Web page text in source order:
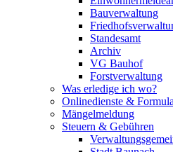
Bauverwaltung
Standesamt
Archiv
VG Bauhof
Forstverwaltung
Was erledige ich wo?
Onlinedienste &
Mängelmeldung
Steuern & Gebühren